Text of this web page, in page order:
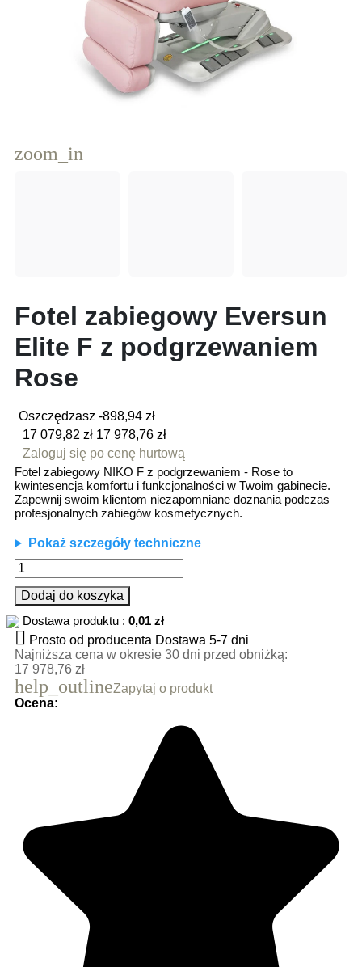
zoom_in
Fotel zabiegowy Eversun
Elite F z podgrzewaniem
Rose
Oszczędzasz -898,94 zł
17 079,82 zł 17 978,76 zł
Zaloguj się po cenę hurtową
Fotel zabiegowy NIKO F z podgrzewaniem - Rose to
kwintesencja komfortu i funkcjonalności w Twoim gabinecie.
Zapewnij swoim klientom niezapomniane doznania podczas
profesjonalnych zabiegów kosmetycznych.
Pokaż szczegóły techniczne
Dodaj do koszyka
Dostawa produktu : 0,01 zł
 Prosto od producenta Dostawa 5-7 dni
Najniższa cena w okresie 30 dni przed obniżką:
17 978,76 zł
help_outlineZapytaj o produkt
Ocena: